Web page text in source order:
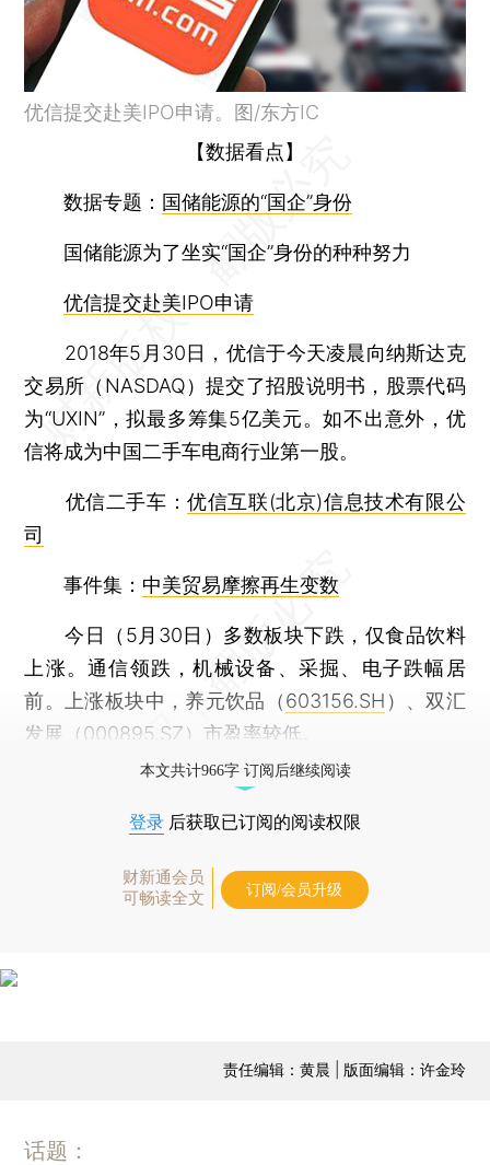
优信提交赴美IPO申请。图/东方IC
【数据看点】
数据专题： 国储能源的“国企”身份
国储能源为了坐实“国企”身份的种种努力
优信提交赴美IPO申请
2018年5月30日，优信于今天凌晨向纳斯达克
交易所（NASDAQ）提交了招股说明书，股票代码
为“UXIN”，拟最多筹集5亿美元。如不出意外，优
信将成为中国二手车电商行业第一股。
优信二手车：优信互联(北京)信息技术有限公
司
事件集： 中美贸易摩擦再生变数
今日（5月30日）多数板块下跌，仅食品饮料
上涨。通信领跌，机械设备、采掘、电子跌幅居
前。上涨板块中，养元饮品（603156.SH ）、双汇
发展（000895.SZ）市盈率较低。
本文共计966字 订阅后继续阅读
登录 后获取已订阅的阅读权限
财新通会员
可畅读全文
订阅/会员升级
责任编辑：黄晨 | 版面编辑：许金玲
话题：